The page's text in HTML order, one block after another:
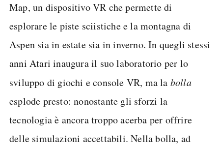
Map, un dispositivo VR che permette di
esplorare le piste sciistiche e la montagna di
Aspen sia in estate sia in inverno. In quegli stessi
anni Atari inaugura il suo laboratorio per lo
sviluppo di giochi e console VR, ma la bolla
esplode presto: nonostante gli sforzi la
tecnologia è ancora troppo acerba per offrire
delle simulazioni accettabili. Nella bolla, ad